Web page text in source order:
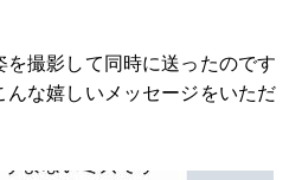
撮影して同時に送ったのです
んな嬉しいメッセージをいただ